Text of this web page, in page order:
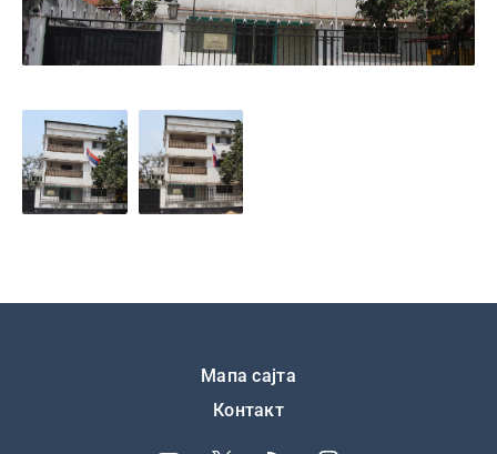
Мапа сајта
Контакт